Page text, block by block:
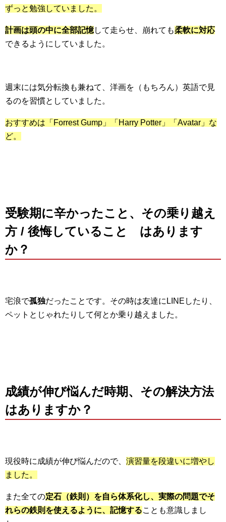
ずっと勉強していました。
計画は頭の中に全部記憶して走らせ、崩れても柔軟に対応
できるようにしていました。
週末には気分転換も兼ねて、洋画を（もちろん）英語で見
るのを習慣としていました。
おすすめは「Forrest Gump」「Harry Potter」「Avatar」な
ど。
受験期に辛かったこと、その乗り越え
方 / 後悔していること はあります
か？
宅浪で孤独だったことです。その時は友達にLINEしたり、
ペットとじゃれたりして何とか乗り越えました。
成績が伸び悩んだ時期、その解決方法
はありますか？
現役時に成績が伸び悩んだので、 演習量を段違いに増やし
ました。
また全ての定石（鉄則）を自ら体系化し、実際の問題でそ
れらの鉄則を使えるように、記憶することも意識しまし